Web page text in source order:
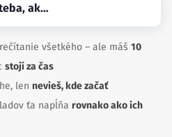
ak…
všetkého – ale máš 10
stojí za čas
len nevieš, kde začať
ťa napĺňa rovnako ako ich